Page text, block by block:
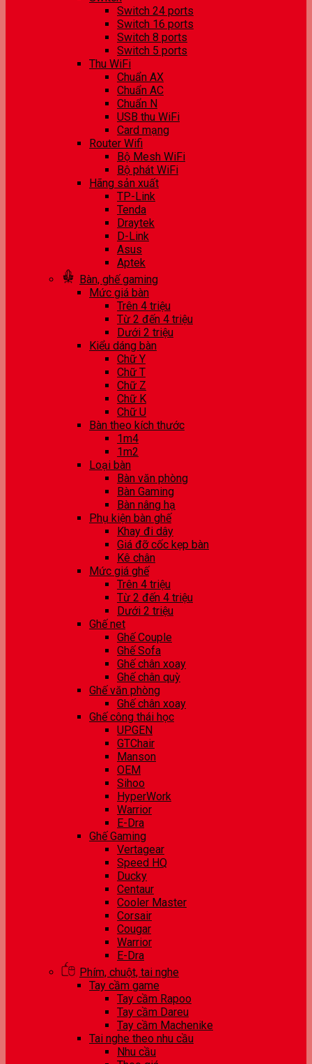
Switch 24 ports
Switch 16 ports
Switch 8 ports
Switch 5 ports
Thu WiFi
Chuẩn AX
Chuẩn AC
Chuẩn N
USB thu WiFi
Card mạng
Router Wifi
Bộ Mesh WiFi
Bộ phát WiFi
Hãng sản xuất
TP-Link
Tenda
Draytek
D-Link
Asus
Aptek
Bàn, ghế gaming
Mức giá bàn
Trên 4 triệu
Từ 2 đến 4 triệu
Dưới 2 triệu
Kiểu dáng bàn
Chữ Y
Chữ T
Chữ Z
Chữ K
Chữ U
Bàn theo kích thước
1m4
1m2
Loại bàn
Bàn văn phòng
Bàn Gaming
Bàn nâng hạ
Phụ kiện bàn ghế
Khay đi dây
Giá đỡ cốc kẹp bàn
Kê chân
Mức giá ghế
Trên 4 triệu
Từ 2 đến 4 triệu
Dưới 2 triệu
Ghế net
Ghế Couple
Ghế Sofa
Ghế chân xoay
Ghế chân quỳ
Ghế văn phòng
Ghế chân xoay
Ghế công thái học
UPGEN
GTChair
Manson
OEM
Sihoo
HyperWork
Warrior
E-Dra
Ghế Gaming
Vertagear
Speed HQ
Ducky
Centaur
Cooler Master
Corsair
Cougar
Warrior
E-Dra
Phím, chuột, tai nghe
Tay cầm game
Tay cầm Rapoo
Tay cầm Dareu
Tay cầm Machenike
Tai nghe theo nhu cầu
Nhu cầu